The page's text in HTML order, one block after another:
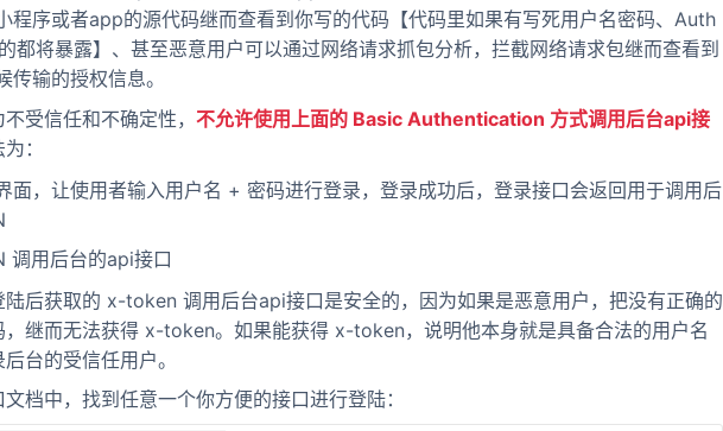
程序或者app的源代码继而查看到你写的代码【代码里如果有写死用户名密码、Auth
都将暴露】、甚至恶意用户可以通过网络请求抓包分析，拦截网络请求包继而查看到
传输的授权信息。
受信任和不确定性， 不允许使用上面的 Basic Authentication 方式调用后台api接
：
面，让使用者输入用户名 + 密码进行登录，登录成功后，登录接口会返回用于调用后
调用后台的api接口
后获取的 x-token 调用后台api接口是安全的，因为如果是恶意用户，把没有正确的
，继而无法获得 x-token。如果能获得 x-token，说明他本身就是具备合法的用户名
台的受信任用户。
档中，找到任意一个你方便的接口进行登陆：